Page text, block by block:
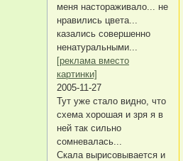
меня настораживало... не
нравились цвета...
казались совершенно
ненатуральными...
[реклама вместо
картинки]
2005-11-27
Тут уже стало видно, что
схема хорошая и зря я в
ней так сильно
сомневалась...
Скала вырисовывается и